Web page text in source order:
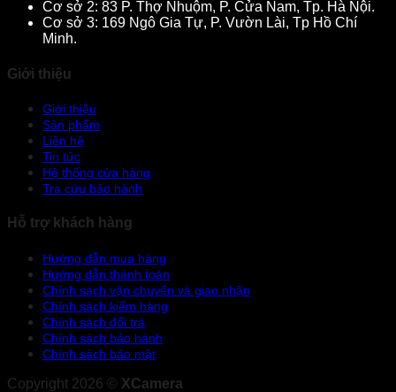
Cơ sở 2: 83 P. Thợ Nhuộm, P. Cửa Nam, Tp. Hà Nội.
Cơ sở 3: 169 Ngô Gia Tự, P. Vườn Lài, Tp Hồ Chí
Minh.
Giới thiệu
Giới thiệu
Sản phẩm
Liên hệ
Tin tức
Hệ thống cửa hàng
Tra cứu bảo hành
Hỗ trợ khách hàng
Hướng dẫn mua hàng
Hướng dẫn thanh toán
Chính sách vận chuyển và giao nhận
Chính sách kiểm hàng
Chính sách đổi trả
Chính sách bảo hành
Chính sách bảo mật
Copyright 2026 © XCamera